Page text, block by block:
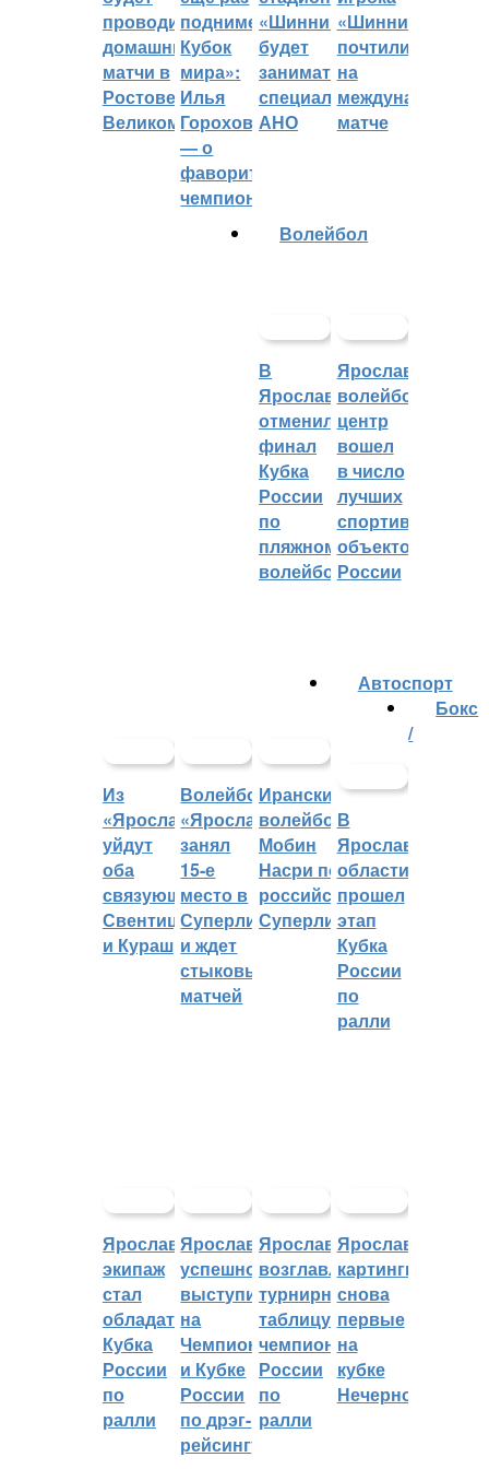
проводить
домашние
матчи в
Ростове
Великом
поднимет
Кубок
мира»:
Илья
Горохов
— о
фаворитах
чемпионата
«Шинник»
будет
заниматься
специальное
АНО
«Шинника»
почтили
на
международном
матче
Волейбол
В
Ярославле
отменили
финал
Кубка
России
по
пляжному
волейболу
Ярославский
волейбольный
центр
вошел
в число
лучших
спортивных
объектов
России
Из
«Ярославича»
уйдут
оба
связующих:
Свентицкис
и Кураш
Волейбольный
«Ярославич»
занял
15-е
место в
Суперлиге
и ждет
стыковых
матчей
Иранский
волейболист
Мобин
Насри покинет
российскую
Суперлигу
Автоспорт
В
Ярославской
области
прошел
этап
Кубка
России
по
ралли
Ярославский
экипаж
стал
обладателем
Кубка
России
по
ралли
Ярославцы
успешно
выступили
на
Чемпионате
и Кубке
России
по дрэг-
рейсингу
Ярославцы
возглавляют
турнирную
таблицу
чемпионата
России
по
ралли
Ярославские
картингисты
снова
первые
на
кубке
Нечерноземья
Бокс
/